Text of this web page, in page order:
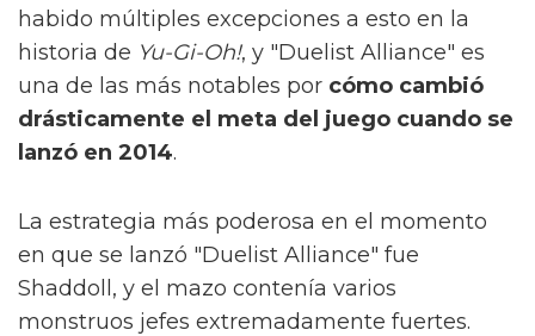
habido múltiples excepciones a esto en la
historia de Yu-Gi-Oh!, y "Duelist Alliance" es
una de las más notables por cómo cambió
drásticamente el meta del juego cuando se
lanzó en 2014.
La estrategia más poderosa en el momento
en que se lanzó "Duelist Alliance" fue
Shaddoll, y el mazo contenía varios
monstruos jefes extremadamente fuertes.